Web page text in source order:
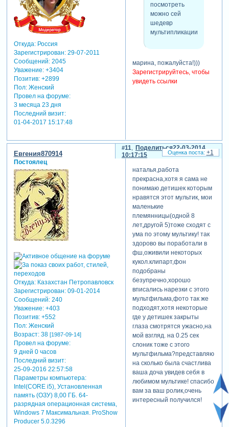
Откуда:Россия
Зарегистрирован: 29-07-2011
Сообщений:2045
Уважение: +3404
Позитив: +2899
Пол:Женский
Провел на форуме:
3 месяца 23 дня
Последний визит:
01-04-2017 15:17:48
посмотреть
можно сей
шедевр
мультипликации?
марина, пожалуйста!)))
Зарегистрируйтесь, чтобы
увидеть ссылки
Поделиться
11
22-03-2014
10:17:15
Евгения870914
Постоялец
Откуда:Казахстан Петропавловск
Зарегистрирован: 09-01-2014
Сообщений:240
Уважение: +403
Позитив: +552
Пол:Женский
Возраст:38 [1987-09-14]
Провел на форуме:
9 дней 0 часов
Последний визит:
25-09-2016 22:57:58
Параметры компьютера:
Intel(CORE i5), Установленная
память (ОЗУ) 8,00 ГБ. 64-
разрядная операционная система,
Windows 7 Максимальная. ProShow
Producer 5.0.3296
наталья,работа
прекрасна,хотя я сама не
понимаю детишек которым
нравятся этот мультик, мои
маленькие
племянницы(одной 8
лет,другой 5)тоже сходят с
ума по этому мультику! так
здорово вы поработали в
фш,оживили некоторых
кукол.клипарт,фон
подобраны
безупречно,хорошо
вписались нарезки с этого
мультфильма,фото так же
подходят,хотя некоторые
где у детишек закрыты
глаза смотрятся ужасно,на
мой взгляд. на 0.25 сек
слоник тоже с этого
мультфильма?представляю
на сколько была счастлива
ваша доча увидев себя в
любимом мультике! спасибо
вам за ваш ролик,очень
интересный получился!
+1